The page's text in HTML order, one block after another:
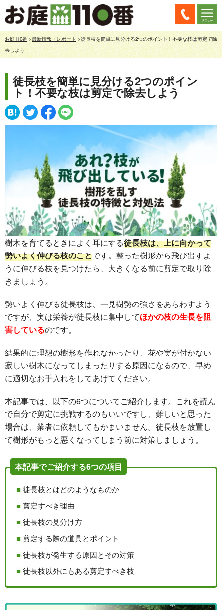
お庭110番>最新情報・レポート >徒長枝を簡単に見分ける2つのポイント！不要な枝は剪定で除
去しよう
徒長枝を簡単に見分ける2つのポイン
ト！不要な枝は剪定で除去しよう
樹木を育てるときによく耳にする徒長枝は、上に向かって
勢いよく伸びる枝のことです。整った樹形から飛び出すよ
うに伸びる枝を見つけたら、大きくなる前に剪定で取り除
きましょう。
勢いよく伸びる徒長枝は、一見樹勢の強さをあらわすよう
ですが、実は栄養が徒長枝に集中してほかの枝の生長を阻
害しているのです。
結果的に理想の樹形を作れなかったり、花や実が付かない
寂しい樹木になってしまったりする原因になるので、早め
に適切なお手入れをしてあげてください。
本記事では、以下の6つについてご紹介します。これを読ん
で自分で剪定に挑戦するのもいいですし、難しいと思った
場合は、業者に依頼してもかまいません。徒長枝を放置し
て樹形がもっと悪くなってしまう前に対策しましょう。
本記事でご紹介する6つの項目
徒長枝とはどのようなものか
剪定すべき理由
徒長枝の見分け方
剪定する際の道具とポイント
徒長枝が発生する原因とその対策
徒長枝以外にもある剪定すべき枝